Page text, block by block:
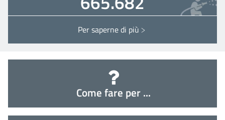
Per saperne di piùInterventi ITALIA
Come fare per ...